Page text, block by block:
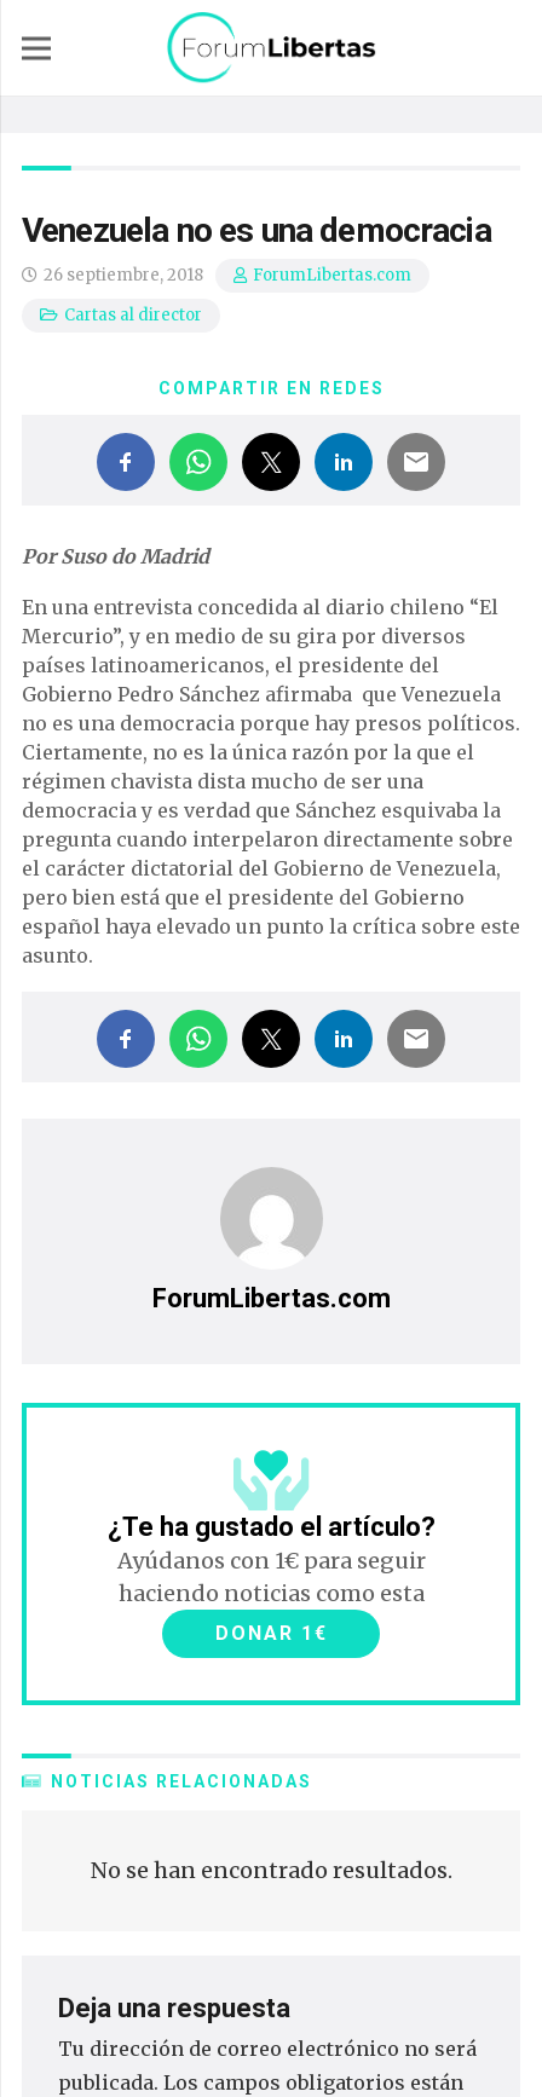
Venezuela no es una democracia
26 septiembre, 2018
ForumLibertas.com
Cartas al director
COMPARTIR EN REDES
Por Suso do Madrid
En una entrevista concedida al diario chileno “El
Mercurio”, y en medio de su gira por diversos
países latinoamericanos, el presidente del
Gobierno Pedro Sánchez afirmaba que Venezuela
no es una democracia porque hay presos políticos.
Ciertamente, no es la única razón por la que el
régimen chavista dista mucho de ser una
democracia y es verdad que Sánchez esquivaba la
pregunta cuando interpelaron directamente sobre
el carácter dictatorial del Gobierno de Venezuela,
pero bien está que el presidente del Gobierno
español haya elevado un punto la crítica sobre este
asunto.
ForumLibertas.com
¿Te ha gustado el artículo?
Ayúdanos con 1€ para seguir
haciendo noticias como esta
DONAR 1€
NOTICIAS RELACIONADAS
No se han encontrado resultados.
Deja una respuesta
Tu dirección de correo electrónico no será
publicada. Los campos obligatorios están